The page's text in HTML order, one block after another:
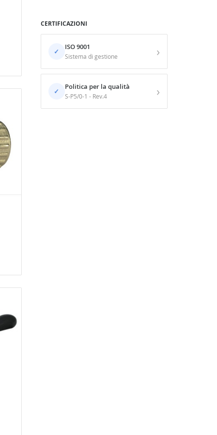
CERTIFICAZIONI
✓
ISO 9001
Sistema di gestione ›
✓
Politica per la qualità
S-P5/0-1 - Rev.4 ›